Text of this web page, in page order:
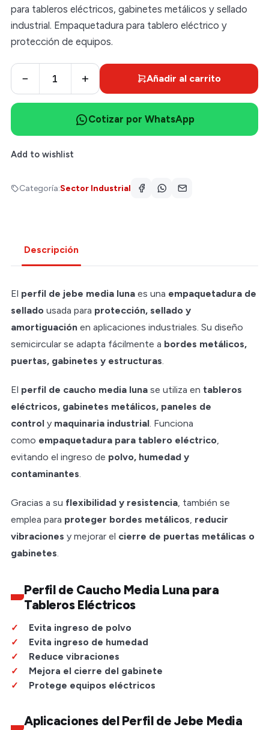
para tableros eléctricos, gabinetes metálicos y sellado
industrial. Empaquetadura para tablero eléctrico y
protección de equipos.
− + Añadir al carrito
Cotizar por WhatsApp
Add to wishlist
Categoría:Sector Industrial
Descripción
El perfil de jebe media luna es una empaquetadura de
sellado usada para protección, sellado y
amortiguación en aplicaciones industriales. Su diseño
semicircular se adapta fácilmente a bordes metálicos,
puertas, gabinetes y estructuras.
El perfil de caucho media luna se utiliza en tableros
eléctricos, gabinetes metálicos, paneles de
control y maquinaria industrial. Funciona
como empaquetadura para tablero eléctrico,
evitando el ingreso de polvo, humedad y
contaminantes.
Gracias a su flexibilidad y resistencia, también se
emplea para proteger bordes metálicos, reducir
vibraciones y mejorar el cierre de puertas metálicas o
gabinetes.
Perfil de Caucho Media Luna para
Tableros Eléctricos
Evita ingreso de polvo
Evita ingreso de humedad
Reduce vibraciones
Mejora el cierre del gabinete
Protege equipos eléctricos
Aplicaciones del Perfil de Jebe Media